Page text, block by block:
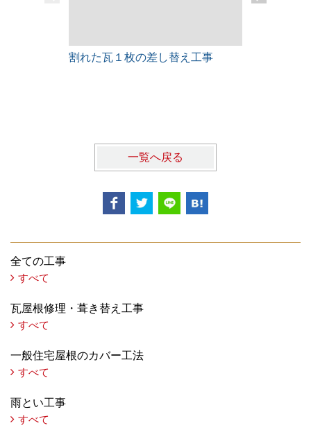
割れた瓦１枚の差し替え工事
一覧へ戻る
全ての工事
すべて
瓦屋根修理・葺き替え工事
すべて
一般住宅屋根のカバー工法
すべて
雨とい工事
すべて